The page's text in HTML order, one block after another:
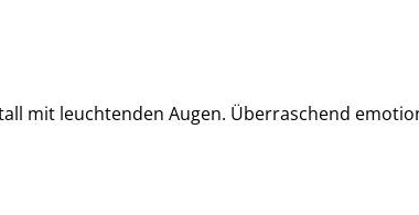
mit leuchtenden Augen. Überraschend